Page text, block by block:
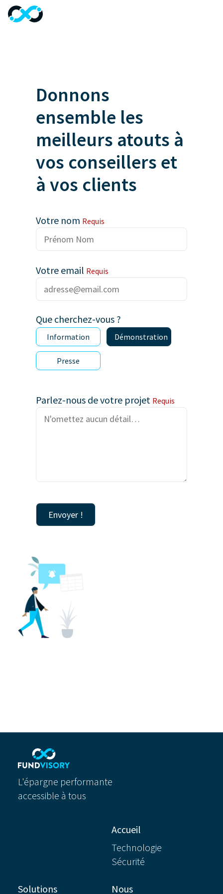
Donnons
ensemble les
meilleurs atouts à
vos conseillers et
à vos clients
Votre nom Requis
Votre email Requis
Que cherchez-vous ?
Information Démonstration
Presse
Parlez-nous de votre projet Requis
L'épargne performante
accessible à tous
Accueil
Technologie
Sécurité
Solutions Nous